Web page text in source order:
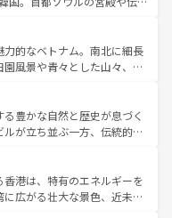
ど、バラエティ豊かな料理
の台湾情報は コンテンツ一覧を参
々の自然美を楽しむことが
、絶品のストリートフード
っている。夜には、韓国な
多彩な魅力を心ゆくまで味
い。 なお、新着の韓国情報はコンテンツ一
的なベトナム。南北に細長
風景や青々とした山々、世
。ハノイの古い町並みやホ
の建物も、独特の雰囲気を
ティの豊かさとおいしさで
トナムコーヒーなどは、ぜ
を訪れてもあたたかい人々
きっと忘れられない旅にな
豊かな自然と歴史が息づく
が立ち並ぶ一方、伝統的な
はチェンマイなどの山岳地
プーケットやクラビの美し
むことができる。タイ料理
港は、特有のエネルギーを
広がる壮大な景色、近未来